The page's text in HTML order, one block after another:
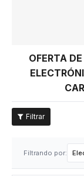
OFERTA
Filtrando por: